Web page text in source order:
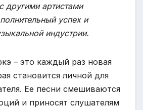
другими артистами
успех и
индустрии.
– это каждый раз новая
становится личной для
Ее песни смешиваются
и приносят слушателям